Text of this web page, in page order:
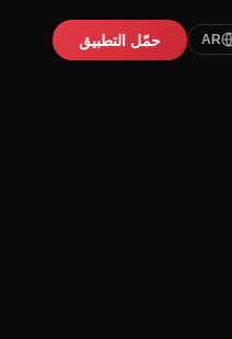
AR حمّل التطبيق